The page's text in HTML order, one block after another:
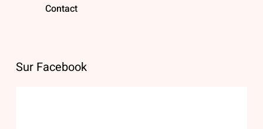
Contact
Sur Facebook